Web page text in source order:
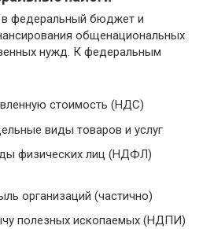
в федеральный бюджет и
общенациональных
нужд. К федеральным
стоимость (НДС)
виды товаров и услуг
физических лиц (НДФЛ)
организаций (частично)
полезных ископаемых (НДПИ)